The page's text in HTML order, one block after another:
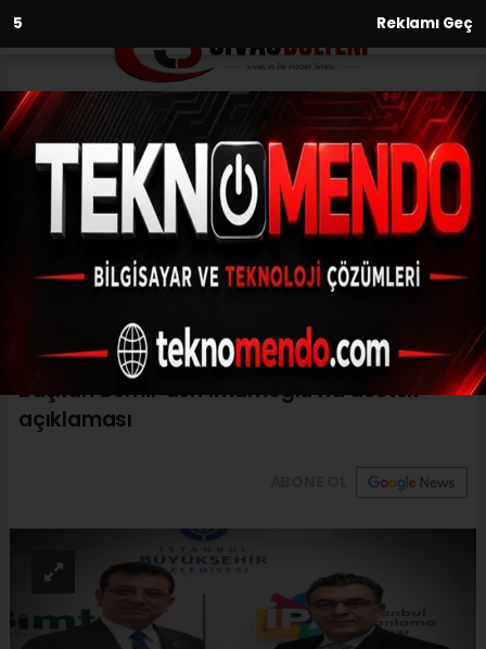
3 Reklamı Geç
Anasayfa
Başkan Demir’den
İmamoğlu’na destek
açıklaması
(İHA) - İhlas Haber Ajansı | 29.09.2024 - 15:31, Güncelleme:
Başkan Demir’den İmamoğlu’na destek
açıklaması